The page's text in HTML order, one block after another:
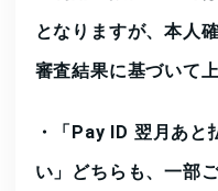
となりますが、本人
審査結果に基づいて
・「Pay ID 翌月あ
い」どちらも、一部